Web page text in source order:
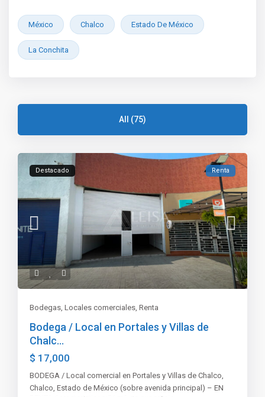
México Chalco Estado De México
La Conchita
All (75)
Destacado Renta
Bodegas,Locales comerciales,Renta
Bodega / Local en Portales y Villas de
Chalc...
$ 17,000
BODEGA / Local comercial en Portales y Villas de Chalco,
Chalco, Estado de México (sobre avenida principal) – EN